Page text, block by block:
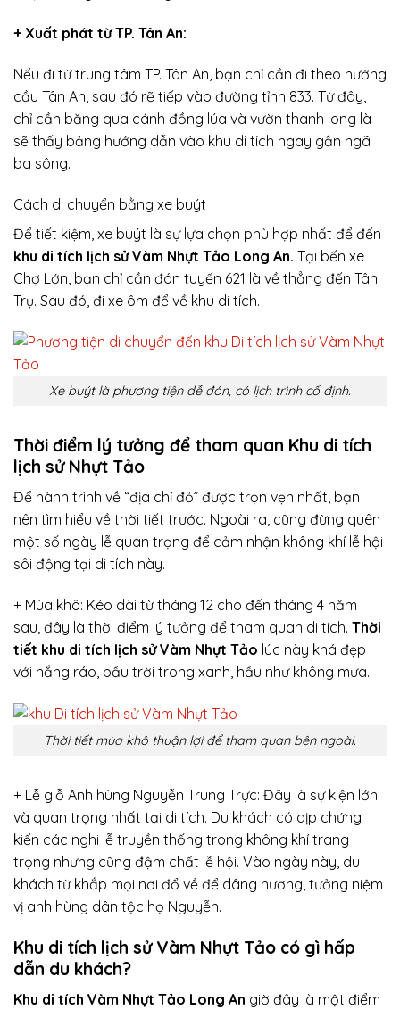
+ Xuất phát từ TP. Tân An:
Nếu đi từ trung tâm TP. Tân An, bạn chỉ cần đi theo hướng
cầu Tân An, sau đó rẽ tiếp vào đường tỉnh 833. Từ đây,
chỉ cần băng qua cánh đồng lúa và vườn thanh long là
sẽ thấy bảng hướng dẫn vào khu di tích ngay gần ngã
ba sông.
Cách di chuyển bằng xe buýt
Để tiết kiệm, xe buýt là sự lựa chọn phù hợp nhất để đến
khu di tích lịch sử Vàm Nhựt Tảo Long An. Tại bến xe
Chợ Lớn, bạn chỉ cần đón tuyến 621 là về thẳng đến Tân
Trụ. Sau đó, đi xe ôm để về khu di tích.
Xe buýt là phương tiện dễ đón, có lịch trình cố định.
Thời điểm lý tưởng để tham quan Khu di tích
lịch sử Nhựt Tảo
Để hành trình về “địa chỉ đỏ” được trọn vẹn nhất, bạn
nên tìm hiểu về thời tiết trước. Ngoài ra, cũng đừng quên
một số ngày lễ quan trọng để cảm nhận không khí lễ hội
sôi động tại di tích này.
+ Mùa khô: Kéo dài từ tháng 12 cho đến tháng 4 năm
sau, đây là thời điểm lý tưởng để tham quan di tích. Thời
tiết khu di tích lịch sử Vàm Nhựt Tảo lúc này khá đẹp
với nắng ráo, bầu trời trong xanh, hầu như không mưa.
Thời tiết mùa khô thuận lợi để tham quan bên ngoài.
+ Lễ giỗ Anh hùng Nguyễn Trung Trực: Đây là sự kiện lớn
và quan trọng nhất tại di tích. Du khách có dịp chứng
kiến các nghi lễ truyền thống trong không khí trang
trọng nhưng cũng đậm chất lễ hội. Vào ngày này, du
khách từ khắp mọi nơi đổ về để dâng hương, tưởng niệm
vị anh hùng dân tộc họ Nguyễn.
Khu di tích lịch sử Vàm Nhựt Tảo có gì hấp
dẫn du khách?
Khu di tích Vàm Nhựt Tảo Long An giờ đây là một điểm